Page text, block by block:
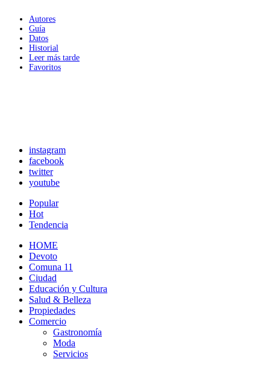
Autores
Guía
Datos
Historial
Leer más tarde
Favoritos
instagram
facebook
twitter
youtube
Popular
Hot
Tendencia
HOME
Devoto
Comuna 11
Ciudad
Educación y Cultura
Salud & Belleza
Propiedades
Comercio
Gastronomía
Moda
Servicios